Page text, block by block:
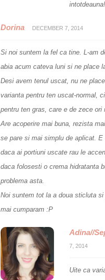
intotdeauna!
Dorina DECEMBER 7, 2014
Si noi suntem la fel ca tine. L-am
abia acum cateva luni si ne place
Desi avem tenul uscat, nu ne
varianta pentru ten uscat-normal,
pentru ten gras, care e de zece ori
Are acoperire mai buna, rezista
se pare si mai simplu de aplicat. E
daca ai portiuni uscate rau le
daca folosesti o crema hidratanta
problema asta.
Noi suntem tot la a doua sticluta
mai cumparam :P
Adina//
7, 2014
Uite ca